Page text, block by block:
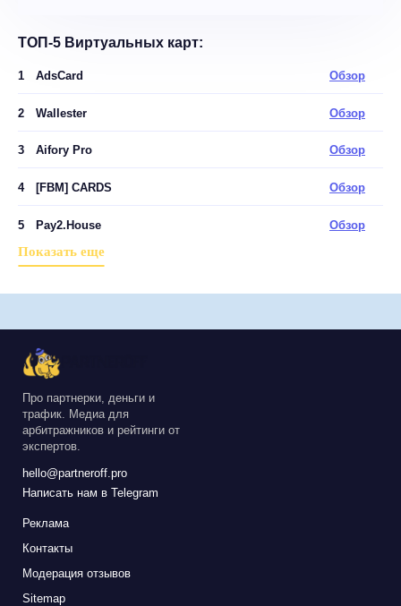
ТОП-5 Виртуальных карт:
1 AdsCard Обзор
2 Wallester Обзор
3 Aifory Pro Обзор
4 [FBM] CARDS Обзор
5 Pay2.House Обзор
Показать еще
Про партнерки, деньги и
трафик. Медиа для
арбитражников и рейтинги от
экспертов.
hello@partneroff.pro
Написать нам в Telegram
Реклама
Контакты
Модерация отзывов
Sitemap